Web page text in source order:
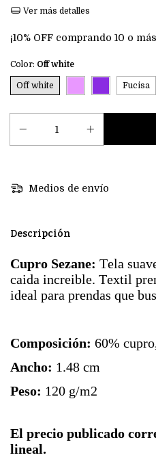
Ver más detalles
¡10% OFF comprando 10 o
Color: Off white
Off white Fucisa
Medios de envío
Descripción
Cupro Sezane: Tela
caida increible. Textil
ideal para prendas que
Composición: 60%
Ancho: 1.48 cm
Peso: 120 g/m2
El precio publicado
lineal.